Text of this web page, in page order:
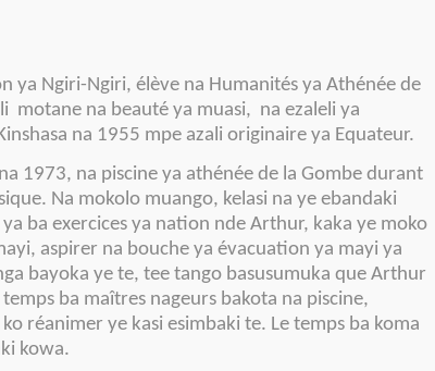
ya Ngiri-Ngiri, élève na Humanités ya Athénée de
motane na beauté ya muasi, na ezaleli ya
na 1955 mpe azali originaire ya Equateur.
1973, na piscine ya athénée de la Gombe durant
Na mokolo muango, kelasi na ye ebandaki
ba exercices ya nation nde Arthur, kaka ye moko
aspirer na bouche ya évacuation ya mayi ya
bayoka ye te, tee tango basusumuka que Arthur
ba maîtres nageurs bakota na piscine,
réanimer ye kasi esimbaki te. Le temps ba koma
kowa.